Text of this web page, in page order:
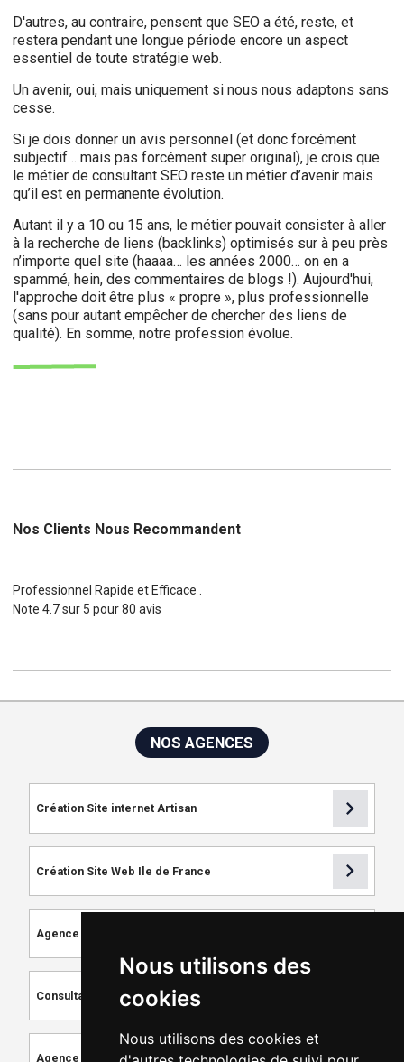
Nous utilisons des
cookies
Nous utilisons des cookies et
D'autres, au contraire, pensent que SEO a été, reste, et
restera pendant une longue période encore un aspect
essentiel de toute stratégie web.
Un avenir, oui, mais uniquement si nous nous adaptons sans
cesse.
Si je dois donner un avis personnel (et donc forcément
subjectif… mais pas forcément super original), je crois que
le métier de consultant SEO reste un métier d’avenir mais
qu’il est en permanente évolution.
Autant il y a 10 ou 15 ans, le métier pouvait consister à aller
à la recherche de liens (backlinks) optimisés sur à peu près
n’importe quel site (haaaa… les années 2000… on en a
spammé, hein, des commentaires de blogs !). Aujourd'hui,
l'approche doit être plus « propre », plus professionnelle
(sans pour autant empêcher de chercher des liens de
qualité). En somme, notre profession évolue.
Nos Clients Nous Recommandent
Professionnel Rapide et Efficace .
Note4.7sur 5 pour80 avis
NOS AGENCES
Création Site internet Artisan chevron_right
Création Site Web Ile de France chevron_right
Agence de Référencement
Consultant SEO
Agence de Création de Site Internet